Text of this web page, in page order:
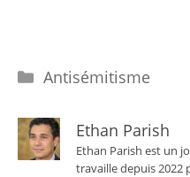
Catégories
Antisémitisme
Ethan Parish
Ethan Parish est un
travaille depuis 2022